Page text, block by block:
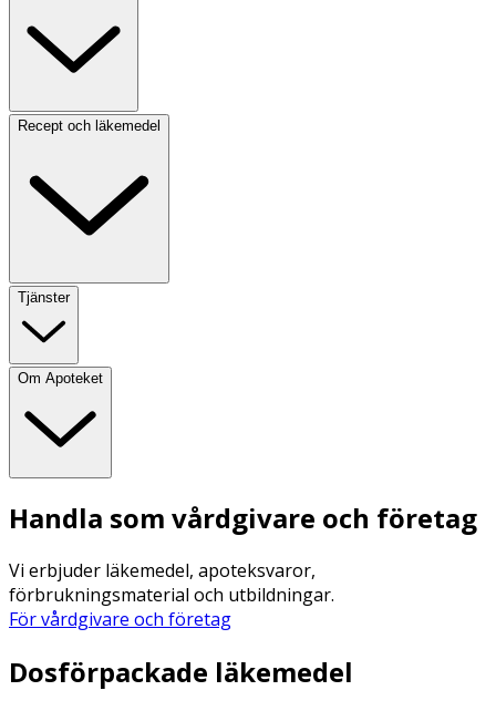
Recept och läkemedel
Tjänster
Om Apoteket
Handla som vårdgivare och företag
Vi erbjuder läkemedel, apoteksvaror,
förbrukningsmaterial och utbildningar.
För vårdgivare och företag
Dosförpackade läkemedel